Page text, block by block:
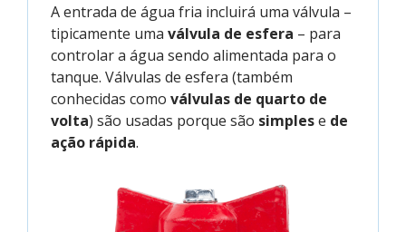
A entrada de água fria incluirá uma válvula –
tipicamente uma válvula de esfera – para
controlar a água sendo alimentada para o
tanque. Válvulas de esfera (também
conhecidas como válvulas de quarto de
volta) são usadas porque são simplese de
ação rápida.